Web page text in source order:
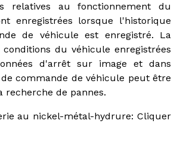
relatives au fonctionnement du
enregistrées lorsque l'historique
de véhicule est enregistré. La
du véhicule enregistrées
d'arrêt sur image et dans
commande de véhicule peut être
recherche de pannes.
au nickel-métal-hydrure: Cliquer